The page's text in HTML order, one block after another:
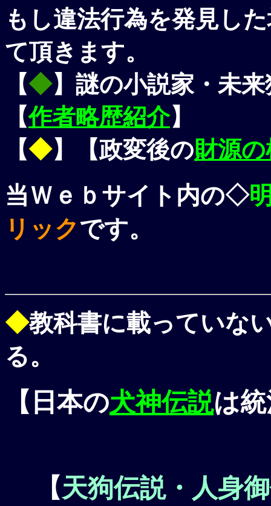
もし違法行為を発見し
て頂きます。
【◆】謎の小説家・未
【作者略歴紹介】
【◆】【政変後の財源
当Ｗｅｂサイト内の◇
リックです。
◆教科書に載っていな
る。
【日本の犬神伝説は
【天狗伝説・ 人身